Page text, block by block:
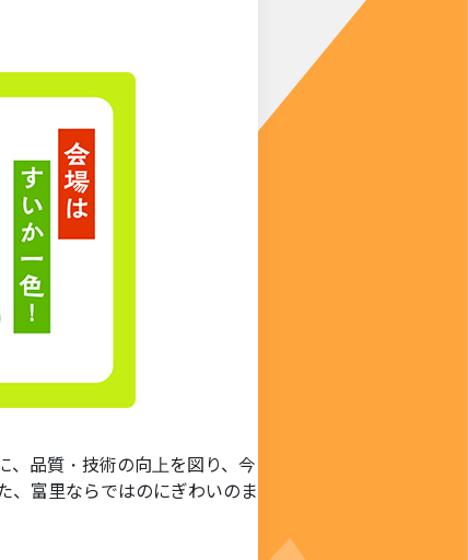
、品質・技術の向上を図り、今
、富里ならではのにぎわいのま